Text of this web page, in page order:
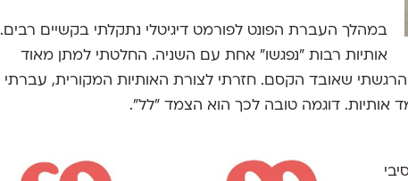
במהלך העברת הפונט לפורמט דיגיטלי נתקלתי בקשיים רבים.
אותיות רבות ״נפגשו״ אחת עם השניה. החלטתי למתן מאוד
שאובד הקסם. חזרתי לצורת האותיות המקורית, עברתי
אותיות. דוגמה טובה לכך הוא הצמד ״לל״.